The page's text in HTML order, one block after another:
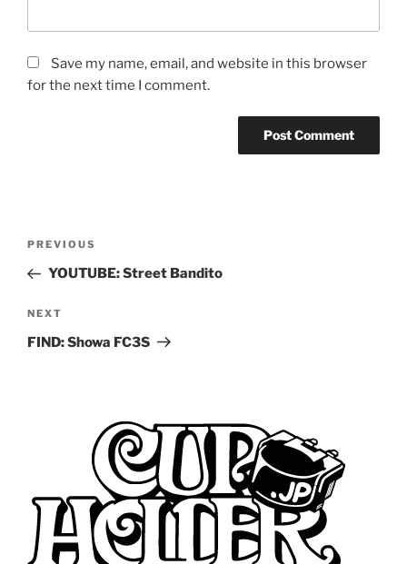
Save my name, email, and website in this browser
for the next time I comment.
Previous
Post
PREVIOUS
YOUTUBE: Street Bandito
Next
Post
NEXT
FIND: Showa FC3S